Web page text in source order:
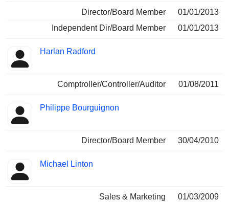
Director/Board Member
01/01/2013
Independent Dir/Board Member
01/01/2013
Harlan Radford
Comptroller/Controller/Auditor 01/08/2011
Philippe Bourguignon
Director/Board Member 30/04/2010
Michael Linton
Sales & Marketing 01/03/2009